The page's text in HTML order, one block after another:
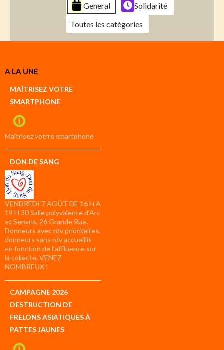
General
Solidarité
Toutes les catégories
Créer
compte
compte
A LA UNE
MAÎTRISEZ VOTRE
SMARTPHONE
Maîtrisez votrre smartphone
DON DE SANG
VENDREDI 7 AOÛT DE 16 H A
19 H 30 Salle polyvalente d’Arc
et Senans, 26 Grande Rue.
Donneurs avec rdv prioritaires,
donneurs sans rdv accueillis
en fonction de l’affluence sur
la collecte. VENEZ
NOMBREUX !
CAMPAGNE 2026
DESTRUCTION DE
FRELONS ASIATIQUES À
PATTES JAUNES